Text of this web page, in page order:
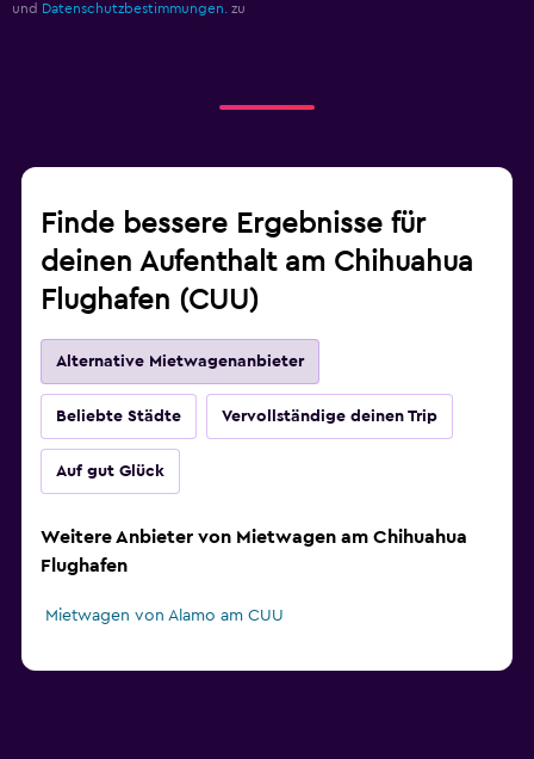
und Datenschutzbestimmungen. zu
Finde bessere Ergebnisse für
deinen Aufenthalt am Chihuahua
Flughafen (CUU)
Alternative Mietwagenanbieter
Beliebte Städte Vervollständige deinen Trip
Auf gut Glück
Weitere Anbieter von Mietwagen am Chihuahua
Flughafen
Mietwagen von Alamo am CUU